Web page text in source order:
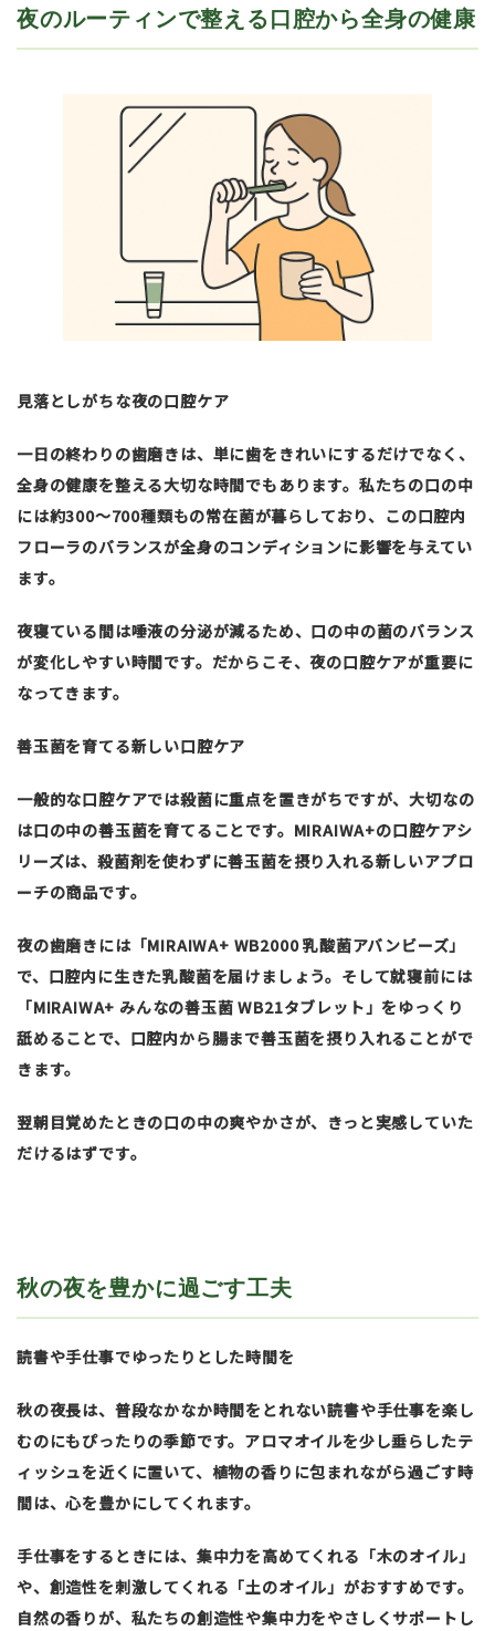
夜のルーティンで整える口腔から全身の健康
見落としがちな夜の口腔ケア
一日の終わりの歯磨きは、単に歯をきれいにするだけでなく、
全身の健康を整える大切な時間でもあります。私たちの口の中
には約300〜700種類もの常在菌が暮らしており、この口腔内
フローラのバランスが全身のコンディションに影響を与えてい
ます。
夜寝ている間は唾液の分泌が減るため、口の中の菌のバランス
が変化しやすい時間です。だからこそ、夜の口腔ケアが重要に
なってきます。
善玉菌を育てる新しい口腔ケア
一般的な口腔ケアでは殺菌に重点を置きがちですが、大切なの
は口の中の善玉菌を育てることです。MIRAIWA+の口腔ケアシ
リーズは、殺菌剤を使わずに善玉菌を摂り入れる新しいアプロ
ーチの商品です。
夜の歯磨きには「MIRAIWA+ WB2000 乳酸菌アバンビーズ」
で、口腔内に生きた乳酸菌を届けましょう。そして就寝前には
「MIRAIWA+ みんなの善玉菌 WB21タブレット」をゆっくり
舐めることで、口腔内から腸まで善玉菌を摂り入れることがで
きます。
翌朝目覚めたときの口の中の爽やかさが、きっと実感していた
だけるはずです。
秋の夜を豊かに過ごす工夫
読書や手仕事でゆったりとした時間を
秋の夜長は、普段なかなか時間をとれない読書や手仕事を楽し
むのにもぴったりの季節です。アロマオイルを少し垂らしたテ
ィッシュを近くに置いて、植物の香りに包まれながら過ごす時
間は、心を豊かにしてくれます。
手仕事をするときには、集中力を高めてくれる「木のオイル」
や、創造性を刺激してくれる「土のオイル」がおすすめです。
自然の香りが、私たちの創造性や集中力をやさしくサポートし